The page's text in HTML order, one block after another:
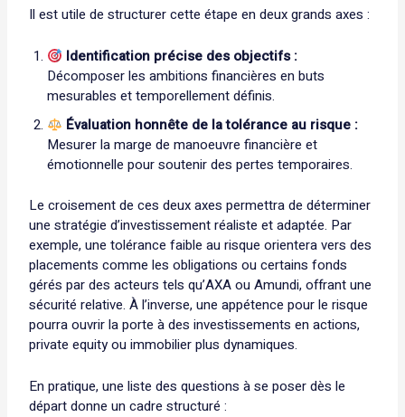
Il est utile de structurer cette étape en deux grands axes :
Identification précise des objectifs :
Décomposer les ambitions financières en buts
mesurables et temporellement définis.
Évaluation honnête de la tolérance au risque :
Mesurer la marge de manoeuvre financière et
émotionnelle pour soutenir des pertes temporaires.
Le croisement de ces deux axes permettra de déterminer
une stratégie d’investissement réaliste et adaptée. Par
exemple, une tolérance faible au risque orientera vers des
placements comme les obligations ou certains fonds
gérés par des acteurs tels qu’AXA ou Amundi, offrant une
sécurité relative. À l’inverse, une appétence pour le risque
pourra ouvrir la porte à des investissements en actions,
private equity ou immobilier plus dynamiques.
En pratique, une liste des questions à se poser dès le
départ donne un cadre structuré :